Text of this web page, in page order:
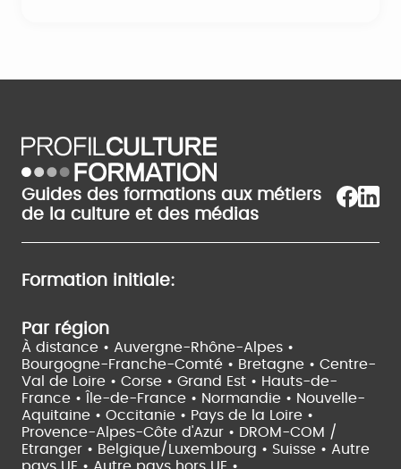
Guides des formations aux métiers
de la culture et des médias
Formation initiale:
Par région
À distance • Auvergne-Rhône-Alpes •
Bourgogne-Franche-Comté • Bretagne • Centre-
Val de Loire • Corse • Grand Est • Hauts-de-
France •
Île-de-France • Normandie • Nouvelle-
Aquitaine • Occitanie • Pays de la Loire •
Provence-Alpes-Côte d'Azur • DROM-COM /
Etranger • Belgique/Luxembourg • Suisse • Autre